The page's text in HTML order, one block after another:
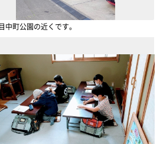
中町公園の近くです。